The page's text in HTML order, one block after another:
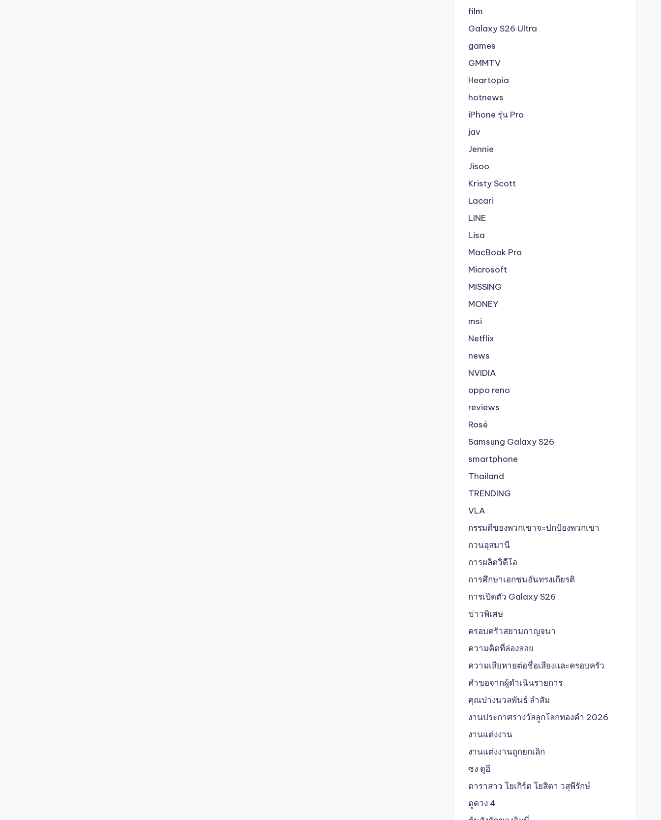
film
Galaxy S26 Ultra
games
GMMTV
Heartopia
hotnews
iPhone รุ่น Pro
jav
Jennie
Jisoo
Kristy Scott
Lacari
LINE
Lisa
MacBook Pro
Microsoft
MISSING
MONEY
msi
Netflix
news
NVIDIA
oppo reno
reviews
Rosé
Samsung Galaxy S26
smartphone
Thailand
TRENDING
VLA
กรรมดีของพวกเขาจะปกป้องพวกเขา
กวนอุสมานี
การผลิตวิดีโอ
การศึกษาเอกชนอันทรงเกียรติ
การเปิดตัว Galaxy S26
ข่าวพิเศษ
ครอบครัวสยามกาญจนา
ความคิดที่ล่องลอย
ความเสียหายต่อชื่อเสียงและครอบครัว
คำขอจากผู้ดำเนินรายการ
คุณปางนวลพันธ์ ลำสัม
งานประกาศรางวัลลูกโลกทองคำ 2026
งานแต่งงาน
งานแต่งงานถูกยกเลิก
ซง ดูฮี
ดาราสาว โยเกิร์ต โยสิตา วสุพีรักษ์
ดูดวง 4